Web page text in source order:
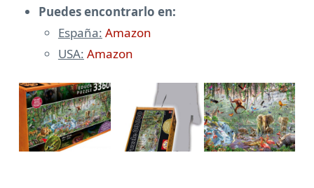
Puedes encontrarlo en:
España: Amazon
USA: Amazon